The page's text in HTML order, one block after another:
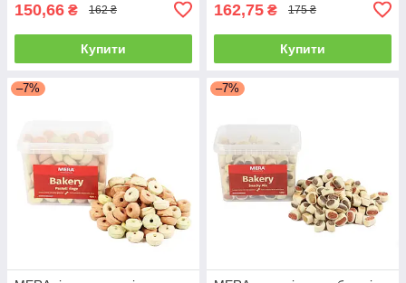
150,66 ₴ 162 ₴
Купити
162,75 ₴ 175 ₴
Купити
–7% –7%